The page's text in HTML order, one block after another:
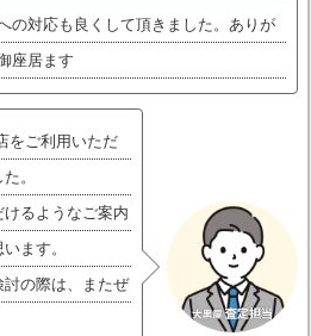
の対応も良くして頂きました。ありが
座居ます
をご利用いただ
。
るようなご案内
ます。
の際は、またぜ